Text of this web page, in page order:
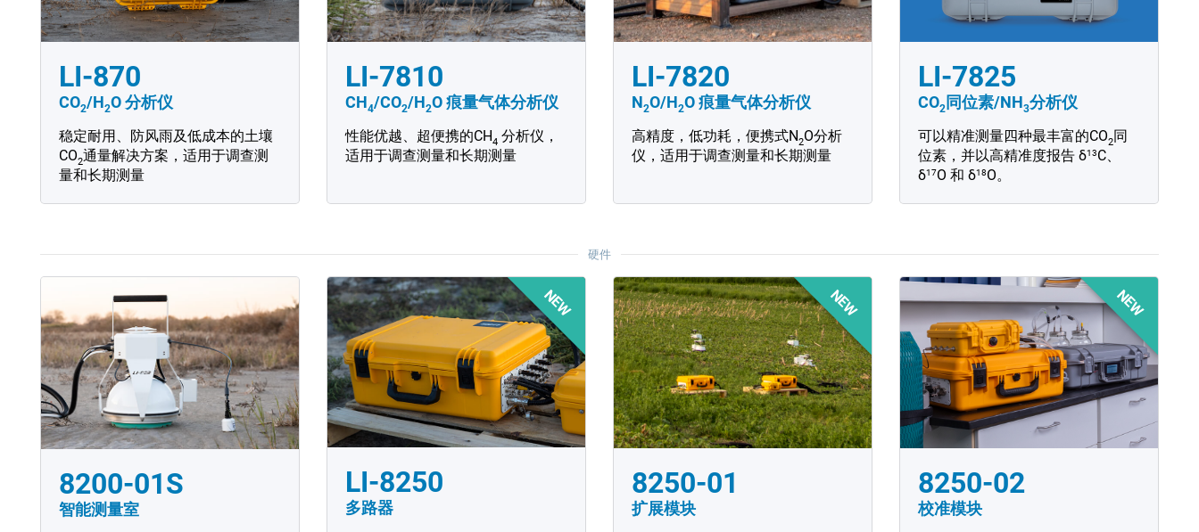
LI-870
CO2/H 2O 分析仪
稳定耐用、防风雨及低成本的土壤
CO2通量解决方案，适用于调查测
量和长期测量
LI-7810
CH4/CO2/H2O 痕量气体分析仪
性能优越、超便携的CH4 分析仪，
适用于调查测量和长期测量
LI-7820
N2O/H2O 痕量气体分析仪
高精度，低功耗，便携式N2O分析
仪，适用于调查测量和长期测量
LI-7825
CO2 同位素/NH3分析仪
可以精准测量四种最丰富的CO2同
位素，并以高精准度报告 δ13C、
δ17O 和 δ18O。
硬件
8200-01S
智能测量室
NEW
LI-8250
多路器
NEW
8250-01
扩展模块
NEW
8250-02
校准模块